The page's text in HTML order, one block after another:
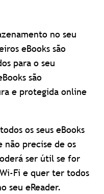
no seu
eBooks são
para o seu
são
e protegida online
os seus eBooks
não precise de os
ser útil se for
Fi e quer ter todos
seu eReader.